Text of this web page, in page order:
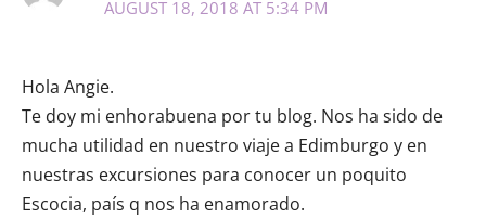
AUGUST 18, 2018 AT 5:34 PM
Hola Angie.
Te doy mi enhorabuena por tu blog. Nos ha sido de
mucha utilidad en nuestro viaje a Edimburgo y en
nuestras excursiones para conocer un poquito
Escocia, país q nos ha enamorado.